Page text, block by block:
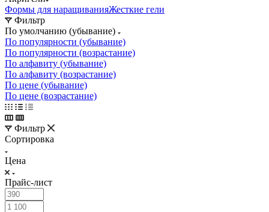
Формы для наращиванияЖесткие гели
Фильтр
По умолчанию (убывание)
По популярности (убывание)
По популярности (возрастание)
По алфавиту (убывание)
По алфавиту (возрастание)
По цене (убывание)
По цене (возрастание)
Фильтр
Сортировка
Цена
Прайс-лист